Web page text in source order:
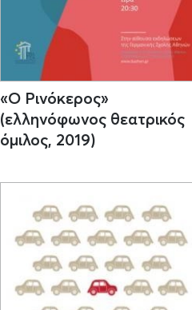
«Ο Ρινόκερος»
(ελληνόφωνος θεατρικός
όμιλος, 2019)